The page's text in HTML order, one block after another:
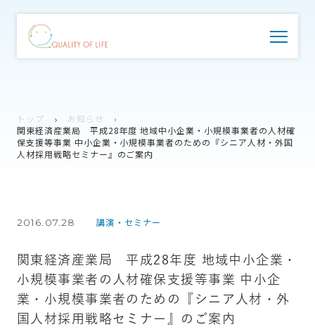
トップ
お知らせ
関東経済産業局 平成28年度 地域中小企業・小規模事業者の人材確
保支援等事業 中小企業・小規模事業者のための『シニア人材・外国
人材採用戦略セミナー』のご案内
2016.07.28 講演・セミナー
関東経済産業局 平成28年度 地域中小企業・
小規模事業者の人材確保支援等事業 中小企
業・小規模事業者のための『シニア人材・外
国人材採用戦略セミナー』のご案内